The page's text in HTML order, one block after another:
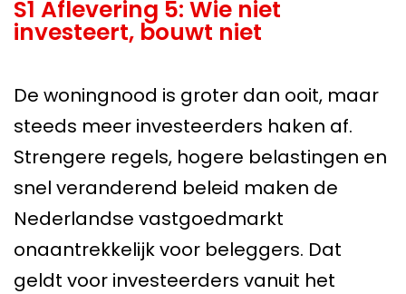
S1 Aflevering 5: Wie niet
investeert, bouwt niet
De woningnood is groter dan ooit, maar
steeds meer investeerders haken af.
Strengere regels, hogere belastingen en
snel veranderend beleid maken de
Nederlandse vastgoedmarkt
onaantrekkelijk voor beleggers. Dat
geldt voor investeerders vanuit het